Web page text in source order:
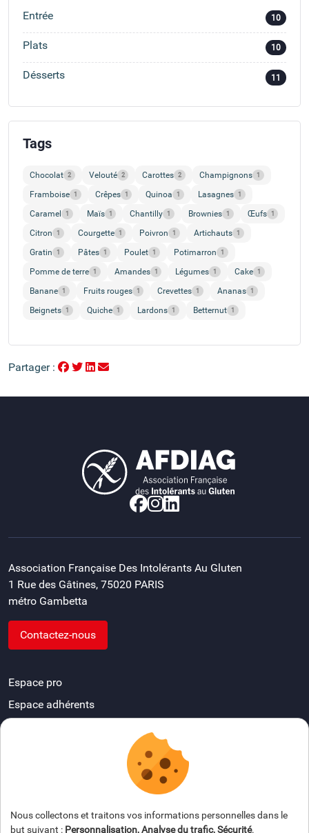
Entrée 10
Plats 10
Désserts 11
Tags
Chocolat 2 Velouté 2 Carottes 2 Champignons 1
Framboise 1 Crêpes 1 Quinoa 1 Lasagnes 1
Caramel 1 Maïs 1 Chantilly 1 Brownies 1 Œufs 1
Citron 1 Courgette 1 Poivron 1 Artichauts 1
Gratin 1 Pâtes 1 Poulet 1 Potimarron 1
Pomme de terre 1 Amandes 1 Légumes 1 Cake 1
Banane 1 Fruits rouges 1 Crevettes 1 Ananas 1
Beignets 1 Quiche 1 Lardons 1 Betternut 1
Partager :
Association Française Des Intolérants Au Gluten
1 Rue des Gâtines, 75020 PARIS
métro Gambetta
Contactez-nous
Espace pro
Espace adhérents
FAQ
Nous collectons et traitons vos informations personnelles dans le
but suivant : Personnalisation, Analyse du trafic, Sécurité.